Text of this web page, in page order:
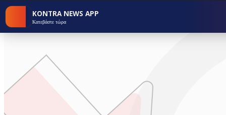
KONTRA NEWS APP
Κατεβάστε τώρα